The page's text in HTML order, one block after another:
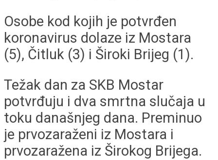
Osobe kod kojih je potvrđen
koronavirus dolaze iz Mostara
(5), Čitluk (3) i Široki Brijeg (1).
Težak dan za SKB Mostar
potvrđuju i dva smrtna slučaja u
toku današnjeg dana. Preminuo
je prvozaraženi iz Mostara i
prvozaražena iz Širokog Brijega.